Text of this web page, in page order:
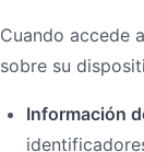
Cuando accede
sobre su
Información